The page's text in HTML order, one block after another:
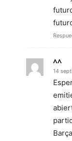
^^
14